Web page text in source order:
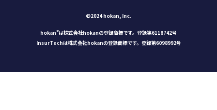
©2024 hokan, Inc.
hokan®は株式会社hokanの登録商標です。登録第6118742号
InsurTechは株式会社hokanの登録商標です。登録第6098992号